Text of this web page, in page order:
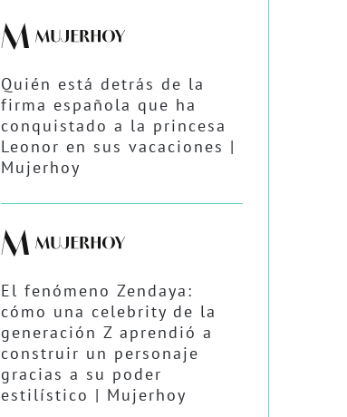
Quién está detrás de la
firma española que ha
conquistado a la princesa
Leonor en sus vacaciones |
Mujerhoy
El fenómeno Zendaya:
cómo una celebrity de la
generación Z aprendió a
construir un personaje
gracias a su poder
estilístico | Mujerhoy